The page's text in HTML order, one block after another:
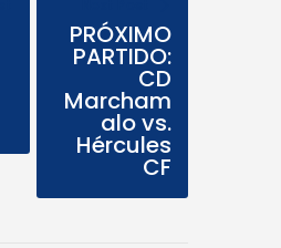
PRÓXIMO
PARTIDO:
CD
Marcham
alo vs.
Hércules
CF